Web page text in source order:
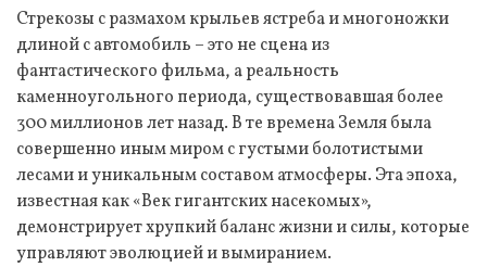
Стрекозы с размахом крыльев ястреба и многоножки
длиной с автомобиль – это не сцена из
фантастического фильма, а реальность
каменноугольного периода, существовавшая более
300 миллионов лет назад. В те времена Земля была
совершенно иным миром с густыми болотистыми
лесами и уникальным составом атмосферы. Эта эпоха,
известная как «Век гигантских насекомых»,
демонстрирует хрупкий баланс жизни и силы, которые
управляют эволюцией и вымиранием.